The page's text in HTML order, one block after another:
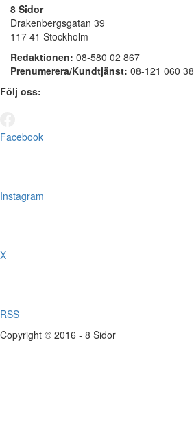
8 Sidor
Drakenbergsgatan 39
117 41 Stockholm
Redaktionen: 08-580 02 867
Prenumerera/Kundtjänst: 08-121 060 38
Följ oss:
Facebook
Instagram
X
RSS
Copyright © 2016 - 8 Sidor